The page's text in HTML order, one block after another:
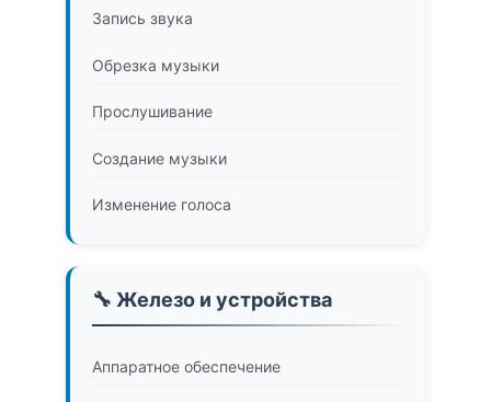
Запись звука
Обрезка музыки
Прослушивание
Создание музыки
Изменение голоса
🔧 Железо и устройства
Аппаратное обеспечение